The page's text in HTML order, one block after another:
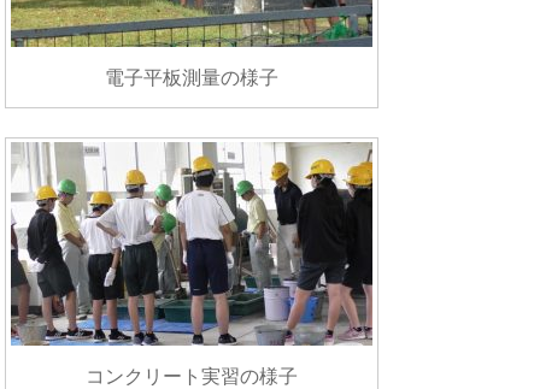
電子平板測量の様子
コンクリート実習の様子